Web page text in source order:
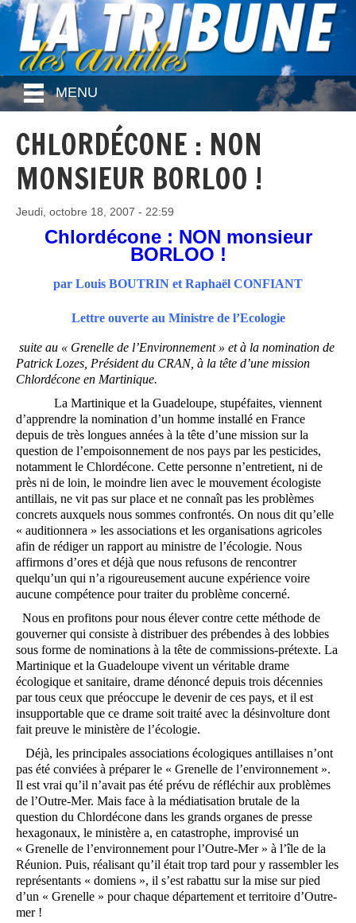
MENU
CHLORDÉCONE : NON
MONSIEUR BORLOO !
Jeudi, octobre 18, 2007 - 22:59
Chlordécone : NON monsieur
BORLOO !
par Louis BOUTRIN et Raphaël CONFIANT
Lettre ouverte au Ministre de l’Ecologie
suite au « Grenelle de l’Environnement » et à la nomination de
Patrick Lozes, Président du CRAN, à la tête d’une mission
Chlordécone en Martinique.
La Martinique et la Guadeloupe, stupéfaites, viennent
d’apprendre la nomination d’un homme installé en France
depuis de très longues années à la tête d’une mission sur la
question de l’empoisonnement de nos pays par les pesticides,
notamment le Chlordécone. Cette personne n’entretient, ni de
près ni de loin, le moindre lien avec le mouvement écologiste
antillais, ne vit pas sur place et ne connaît pas les problèmes
concrets auxquels nous sommes confrontés. On nous dit qu’elle
« auditionnera » les associations et les organisations agricoles
afin de rédiger un rapport au ministre de l’écologie. Nous
affirmons d’ores et déjà que nous refusons de rencontrer
quelqu’un qui n’a rigoureusement aucune expérience voire
aucune compétence pour traiter du problème concerné.
Nous en profitons pour nous élever contre cette méthode de
gouverner qui consiste à distribuer des prébendes à des lobbies
sous forme de nominations à la tête de commissions-prétexte. La
Martinique et la Guadeloupe vivent un véritable drame
écologique et sanitaire, drame dénoncé depuis trois décennies
par tous ceux que préoccupe le devenir de ces pays, et il est
insupportable que ce drame soit traité avec la désinvolture dont
fait preuve le ministère de l’écologie.
Déjà, les principales associations écologiques antillaises n’ont
pas été conviées à préparer le « Grenelle de l’environnement ».
Il est vrai qu’il n’avait pas été prévu de réfléchir aux problèmes
de l’Outre-Mer. Mais face à la médiatisation brutale de la
question du Chlordécone dans les grands organes de presse
hexagonaux, le ministère a, en catastrophe, improvisé un
« Grenelle de l’environnement pour l’Outre-Mer » à l’île de la
Réunion. Puis, réalisant qu’il était trop tard pour y rassembler les
représentants « domiens », il s’est rabattu sur la mise sur pied
d’un « Grenelle » pour chaque département et territoire d’Outre-
mer !